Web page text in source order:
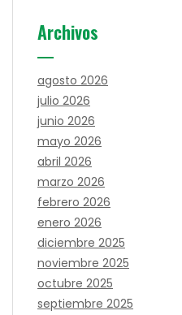
Archivos
agosto 2026
julio 2026
junio 2026
mayo 2026
abril 2026
marzo 2026
febrero 2026
enero 2026
diciembre 2025
noviembre 2025
octubre 2025
septiembre 2025